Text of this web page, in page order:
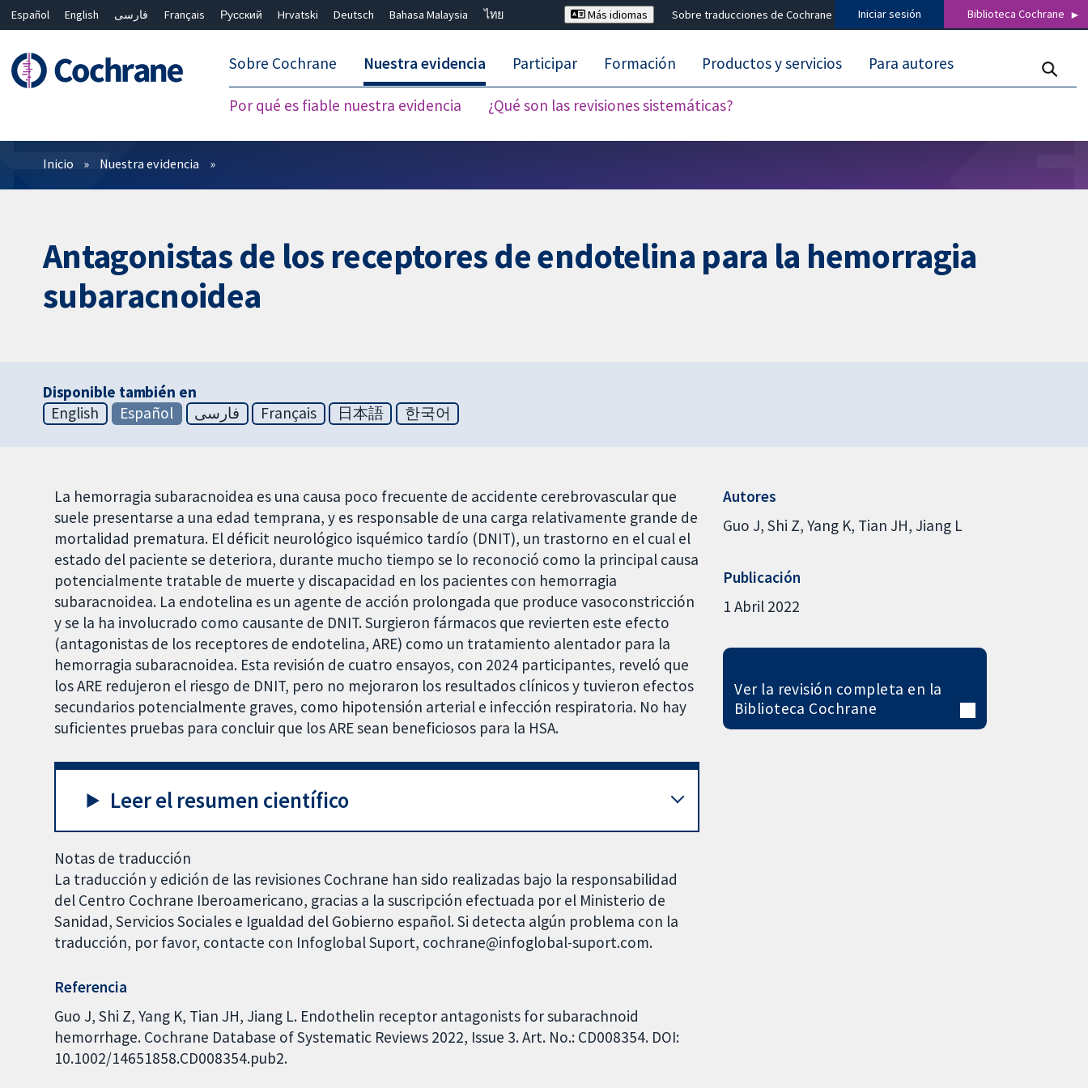
Español English فارسی Français Русский Hrvatski Deutsch Bahasa Malaysia
ไทย
Más idiomas Sobre traducciones de Cochrane Iniciar sesión Biblioteca Cochrane
Sobre Cochrane Nuestra evidencia
Por qué es fiable nuestra evidencia ¿Qué son las revisiones sistemáticas?
Participar Formación Productos y servicios Para autores
Filtros
Inicio Nuestra evidencia
Antagonistas de los receptores de endotelina para la hemorragia
subaracnoidea
Disponible también en
English
Español فارسی Français 日本語 한국어
La hemorragia subaracnoidea es una causa poco frecuente de accidente cerebrovascular que
suele presentarse a una edad temprana, y es responsable de una carga relativamente grande de
mortalidad prematura. El déficit neurológico isquémico tardío (DNIT), un trastorno en el cual el
estado del paciente se deteriora, durante mucho tiempo se lo reconoció como la principal causa
potencialmente tratable de muerte y discapacidad en los pacientes con hemorragia
subaracnoidea. La endotelina es un agente de acción prolongada que produce vasoconstricción
y se la ha involucrado como causante de DNIT. Surgieron fármacos que revierten este efecto
(antagonistas de los receptores de endotelina, ARE) como un tratamiento alentador para la
hemorragia subaracnoidea. Esta revisión de cuatro ensayos, con 2024 participantes, reveló que
los ARE redujeron el riesgo de DNIT, pero no mejoraron los resultados clínicos y tuvieron efectos
secundarios potencialmente graves, como hipotensión arterial e infección respiratoria. No hay
suficientes pruebas para concluir que los ARE sean beneficiosos para la HSA.
Leer el resumen científico
Notas de traducción
La traducción y edición de las revisiones Cochrane han sido realizadas bajo la responsabilidad
del Centro Cochrane Iberoamericano, gracias a la suscripción efectuada por el Ministerio de
Sanidad, Servicios Sociales e Igualdad del Gobierno español. Si detecta algún problema con la
traducción, por favor, contacte con Infoglobal Suport, cochrane@infoglobal-suport.com.
Referencia
Guo J, Shi Z, Yang K, Tian JH, Jiang L. Endothelin receptor antagonists for subarachnoid
hemorrhage. Cochrane Database of Systematic Reviews 2022, Issue 3. Art. No.: CD008354. DOI:
10.1002/14651858.CD008354.pub2.
Autores
Guo J Shi Z Yang K Tian JH Jiang L
Publicación
1 Abril 2022
Ver la revisión completa en la
Biblioteca Cochrane